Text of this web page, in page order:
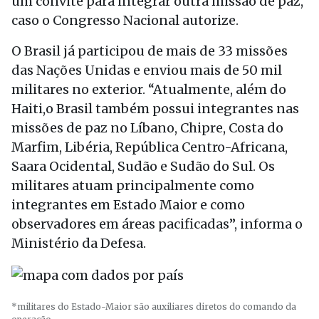
caso o Congresso Nacional autorize.
O Brasil já participou de mais de 33 missões
das Nações Unidas e enviou mais de 50 mil
militares no exterior. “Atualmente, além do
Haiti,o Brasil também possui integrantes nas
missões de paz no Líbano, Chipre, Costa do
Marfim, Libéria, República Centro-Africana,
Saara Ocidental, Sudão e Sudão do Sul. Os
militares atuam principalmente como
integrantes em Estado Maior e como
observadores em áreas pacificadas”, informa o
Ministério da Defesa.
*militares do Estado-Maior são auxiliares diretos do comando da